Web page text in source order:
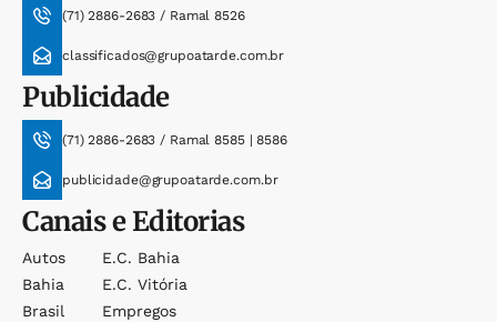
(71) 2886-2683 / Ramal 8526
classificados@grupoatarde.com.br
Publicidade
(71) 2886-2683 / Ramal 8585 | 8586
publicidade@grupoatarde.com.br
Canais e Editorias
Autos
Bahia
Brasil
E.c. Bahia
E.c. Vitória
Empregos